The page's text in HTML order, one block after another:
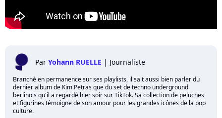
Par Yohann RUELLE | Journaliste
Branché en permanence sur ses playlists, il sait aussi bien parler du
dernier album de Kim Petras que du set de techno underground
berlinois qu'il a regardé hier soir sur TikTok. Sa collection de peluches
et figurines témoigne de son amour pour les grandes icônes de la pop
culture.